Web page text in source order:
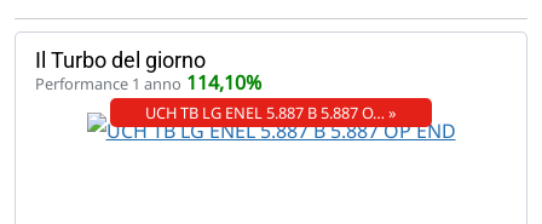
Il Turbo del giorno
Performance 1 anno 114,10%
UCH TB LG ENEL 5.887 B 5.887 O… »